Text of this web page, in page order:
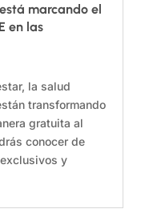
marcando el
en las
la salud
transformando
gratuita al
conocer de
y